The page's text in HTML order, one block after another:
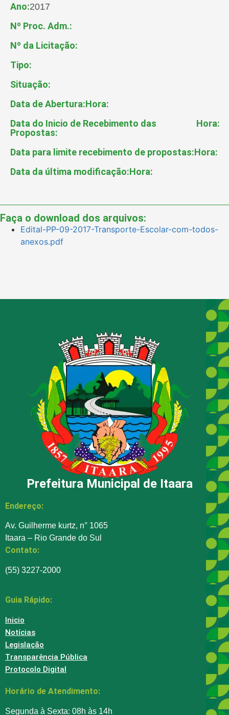
Ano:2017
Nº Proc. Adm.:
Nº da Licitação:
Tipo:
Situação:
Data de Abertura:Hora:
Data do Inicio de Recebimento das
Propostas:
Hora:
Data para limite recebimento de propostas:Hora:
Data da última modificação:Hora:
Faça o download dos arquivos:
Edital-PP-09-2017-Transporte-Escolar-com-todos-
anexos.pdf
Prefeitura Municipal de Itaara
Endereço:
Av. Guilherme kurtz, n° 1065
Itaara – Rio Grande do Sul
Contato:
(55) 3227-2000
Guia Rápido:
Inicio
Notícias
Legislação
Transparência Pública
Protocolo Digital
Horário de Atendimento:
Segunda à Sexta: 08h às 14h